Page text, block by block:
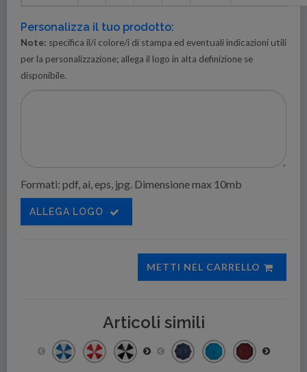
Personalizza il tuo prodotto:
Note: specifica il/i colore/i di stampa ed eventuali indicazioni utili
per la personalizzazione; allega il logo in alta definizione se
disponibile.
Formati: pdf, ai, eps, jpg. Dimensione max 10mb
ALLEGA LOGO
METTI NEL CARRELLO
Articoli simili